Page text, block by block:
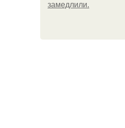
замедлили.